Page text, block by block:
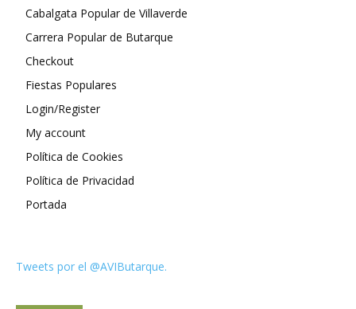
Cabalgata Popular de Villaverde
Carrera Popular de Butarque
Checkout
Fiestas Populares
Login/Register
My account
Política de Cookies
Política de Privacidad
Portada
Tweets por el @AVIButarque.